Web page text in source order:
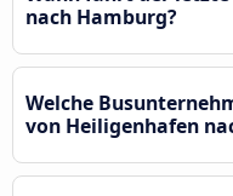
nach Hamburg?
Welche
von Heiligenhafen